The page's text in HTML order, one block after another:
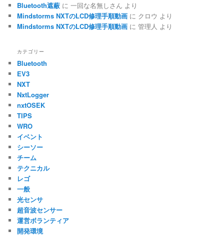
Bluetooth遮蔽 に一回な名無しさん より
Mindstorms NXTのLCD修理手順動画 に クロウ より
Mindstorms NXTのLCD修理手順動画 に管理人 より
カテゴリー
Bluetooth
EV3
NXT
NxtLogger
nxtOSEK
TIPS
WRO
イベント
シーソー
チーム
テクニカル
レゴ
一般
光センサ
超音波センサー
運営ボランティア
開発環境